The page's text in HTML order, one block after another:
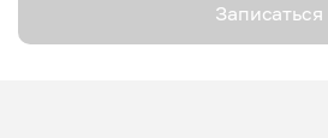
Записаться